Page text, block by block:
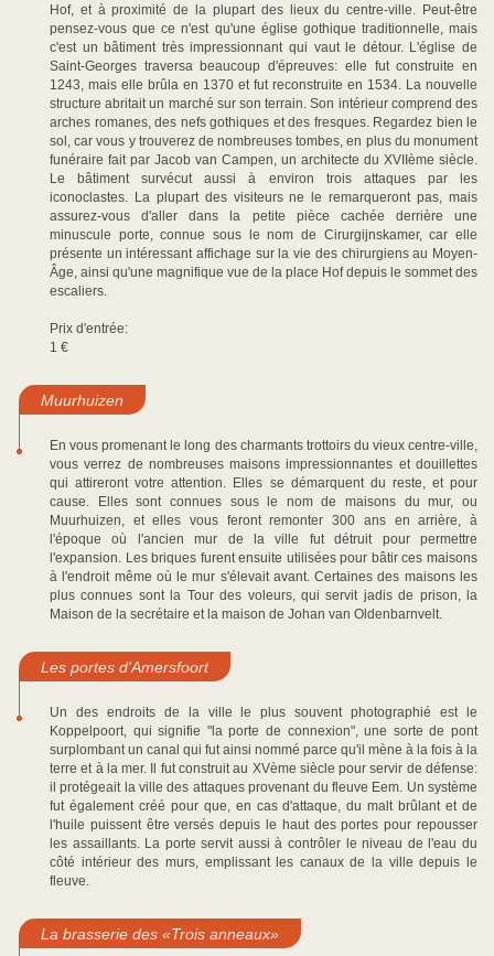
Hof, et à proximité de la plupart des lieux du centre-ville. Peut-être
pensez-vous que ce n'est qu'une église gothique traditionnelle, mais
c'est un bâtiment très impressionnant qui vaut le détour. L'église de
Saint-Georges traversa beaucoup d'épreuves: elle fut construite en
1243, mais elle brûla en 1370 et fut reconstruite en 1534. La nouvelle
structure abritait un marché sur son terrain. Son intérieur comprend des
arches romanes, des nefs gothiques et des fresques. Regardez bien le
sol, car vous y trouverez de nombreuses tombes, en plus du monument
funéraire fait par Jacob van Campen, un architecte du XVIIème siècle.
Le bâtiment survécut aussi à environ trois attaques par les
iconoclastes. La plupart des visiteurs ne le remarqueront pas, mais
assurez-vous d'aller dans la petite pièce cachée derrière une
minuscule porte, connue sous le nom de Cirurgijnskamer, car elle
présente un intéressant affichage sur la vie des chirurgiens au Moyen-
Âge, ainsi qu'une magnifique vue de la place Hof depuis le sommet des
escaliers.
Prix d'entrée:
1 €
Muurhuizen
En vous promenant le long des charmants trottoirs du vieux centre-ville,
vous verrez de nombreuses maisons impressionnantes et douillettes
qui attireront votre attention. Elles se démarquent du reste, et pour
cause. Elles sont connues sous le nom de maisons du mur, ou
Muurhuizen, et elles vous feront remonter 300 ans en arrière, à
l'époque où l'ancien mur de la ville fut détruit pour permettre
l'expansion. Les briques furent ensuite utilisées pour bâtir ces maisons
à l'endroit même où le mur s'élevait avant. Certaines des maisons les
plus connues sont la Tour des voleurs, qui servit jadis de prison, la
Maison de la secrétaire et la maison de Johan van Oldenbarnvelt.
Les portes d'Amersfoort
Un des endroits de la ville le plus souvent photographié est le
Koppelpoort, qui signifie "la porte de connexion", une sorte de pont
surplombant un canal qui fut ainsi nommé parce qu'il mène à la fois à la
terre et à la mer. Il fut construit au XVème siècle pour servir de défense:
il protégeait la ville des attaques provenant du fleuve Eem. Un système
fut également créé pour que, en cas d'attaque, du malt brûlant et de
l'huile puissent être versés depuis le haut des portes pour repousser
les assaillants. La porte servit aussi à contrôler le niveau de l'eau du
côté intérieur des murs, emplissant les canaux de la ville depuis le
fleuve.
La brasserie des «Trois anneaux»